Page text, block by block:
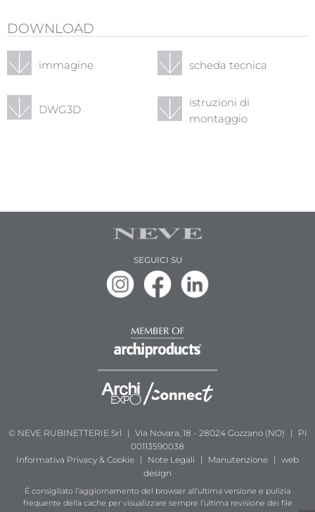
DOWNLOAD
immagine scheda tecnica
DWG3D
istruzioni di
montaggio
SEGUICI SU
© NEVE RUBINETTERIE Srl | Via Novara, 18 - 28024 Gozzano (NO) |
PI
00113590038
Informativa Privacy & Cookie | Note Legali | Manutenzione | web
design
È consigliato l’aggiornamento del browser all’ultima versione e pulizia
frequente della cache per visualizzare sempre l’ultima revisione dei file